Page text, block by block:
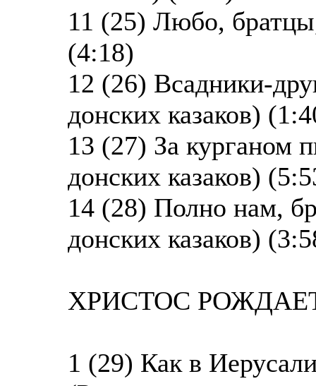
11 (25) Любо,
(4:18)
12 (26) Всадники-
донских казаков)
13 (27) За курганом
донских казаков)
14 (28) Полно нам,
донских казаков)
ХРИСТОС
1 (29) Как в